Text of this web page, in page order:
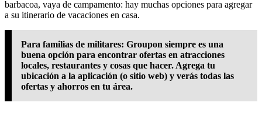
barbacoa, vaya de campamento: hay muchas opciones para agregar
a su itinerario de vacaciones en casa.
Para familias de militares: Groupon siempre es una
buena opción para encontrar ofertas en atracciones
locales, restaurantes y cosas que hacer. Agrega tu
ubicación a la aplicación (o sitio web) y verás todas las
ofertas y ahorros en tu área.